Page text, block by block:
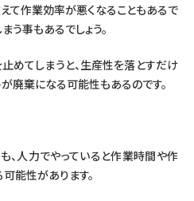
て作業効率が悪くなることもあるで
う事もあるでしょう。
めてしまうと、生産性を落とすだけ
廃棄になる可能性もあるのです。
、人力でやっていると作業時間や作
能性があります。